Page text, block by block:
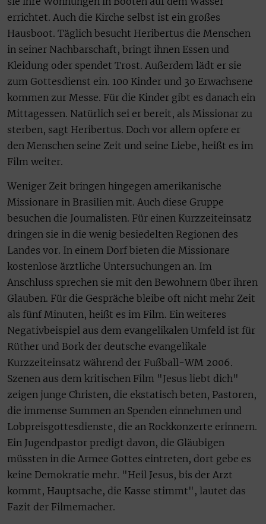
errichtet. Auch die Kirche selbst ist ein großes
Hausboot. Täglich besucht Heribertus die Menschen
in seiner Nachbarschaft, bringt ihnen Essen und
Kleidung oder spendet Trost. Außerdem lädt er sie
zum Gottesdienst ein. 100 Kinder und 30 Erwachsene
kommen zur Messe. Für die Kinder gibt es danach ein
Mittagessen. Natürlich sei er bereit, als Missionar zu
sterben, sagt Heribertus. Doch vor allem opfere er
den Menschen seine Zeit und seine Liebe, heißt es im
Film weiter.
Weniger Zeit bringen hingegen amerikanische
Missionare in Brasilien mit. Auch diese Gruppe
besuchen die Journalisten. Für einen Kurzzeiteinsatz
dringen sie in die wenig besiedelten Regionen des
Landes vor. In einem Dorf bieten die Missionare
kostenlose ärztliche Untersuchungen an. Im
Anschluss sprechen sie mit den Bewohnern über ihren
Glauben. Für die Gespräche bleibe oft nicht mehr Zeit
als fünf Minuten, heißt es im Film. Ein weiteres
Negativbeispiel aus dem evangelikalen Umfeld ist für
Rüther und Bork der deutsche evangelikale
Kurzzeiteinsatz während der Fußball-WM 2006.
Szenen aus dem kritischen Film "Jesus liebt dich"
zeigen junge Christen, die ekstatisch beten, Pastoren,
die immense Summen an Spenden einnehmen und
Lobpreisgottesdienste, die an Rockkonzerte erinnern.
Ein Jugendpastor predigt davon, die Gläubigen
müssten in die Armee Gottes eintreten, dort gebe es
keine Demokratie mehr. "Heil Jesus, bis der Arzt
kommt, Hauptsache, die Kasse stimmt", lautet das
Fazit der Filmemacher.